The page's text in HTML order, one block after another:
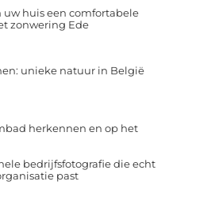
uw huis een comfortabele
zonwering Ede
unieke natuur in België
herkennen en op het
bedrijfsfotografie die echt
past